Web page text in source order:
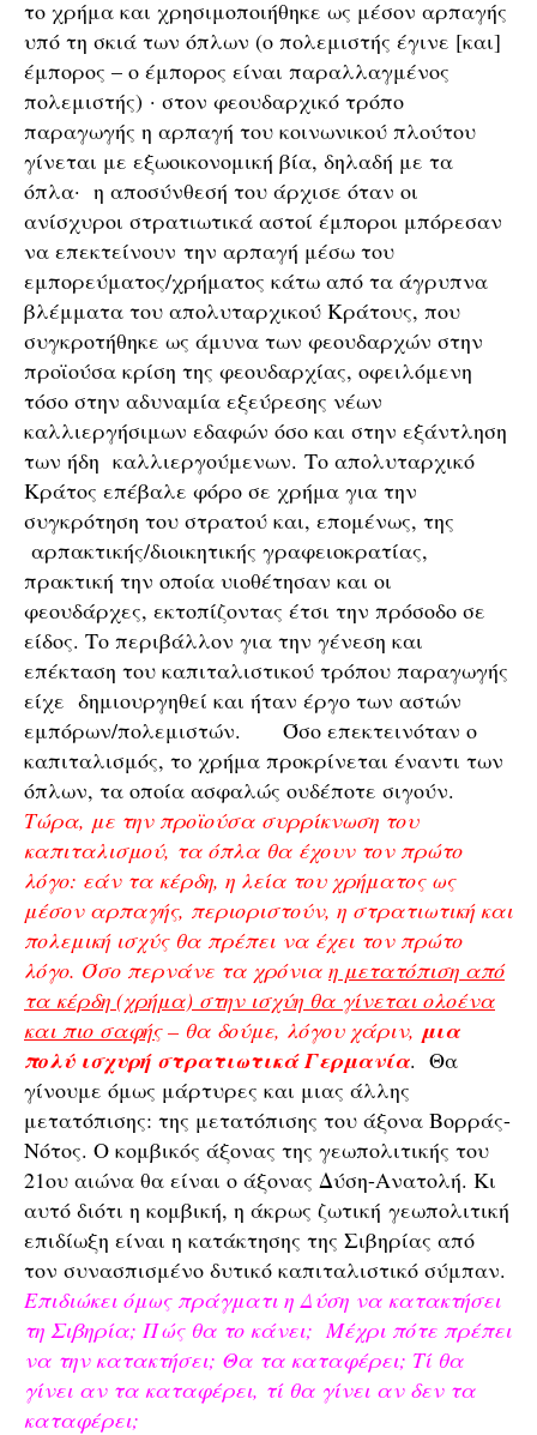
το χρήμα και χρησιμοποιήθηκε ως μέσον αρπαγής
υπό τη σκιά των όπλων (ο πολεμιστής έγινε [και]
έμπορος – ο έμπορος είναι παραλλαγμένος
πολεμιστής) · στον φεουδαρχικό τρόπο
παραγωγής η αρπαγή του κοινωνικού πλούτου
γίνεται με εξωοικονομική βία, δηλαδή με τα
όπλα· η αποσύνθεσή του άρχισε όταν οι
ανίσχυροι στρατιωτικά αστοί έμποροι μπόρεσαν
να επεκτείνουν την αρπαγή μέσω του
εμπορεύματος/χρήματος κάτω από τα άγρυπνα
βλέμματα του απολυταρχικού Κράτους, που
συγκροτήθηκε ως άμυνα των φεουδαρχών στην
προϊούσα κρίση της φεουδαρχίας, οφειλόμενη
τόσο στην αδυναμία εξεύρεσης νέων
καλλιεργήσιμων εδαφών όσο και στην εξάντληση
των ήδη καλλιεργούμενων. Το απολυταρχικό
Κράτος επέβαλε φόρο σε χρήμα για την
συγκρότηση του στρατού και, επομένως, της
αρπακτικής/διοικητικής γραφειοκρατίας,
πρακτική την οποία υιοθέτησαν και οι
φεουδάρχες, εκτοπίζοντας έτσι την πρόσοδο σε
είδος. Το περιβάλλον για την γένεση και
επέκταση του καπιταλιστικού τρόπου παραγωγής
είχε δημιουργηθεί και ήταν έργο των αστών
εμπόρων/πολεμιστών. Όσο επεκτεινόταν ο
καπιταλισμός, το χρήμα προκρίνεται έναντι των
όπλων, τα οποία ασφαλώς ουδέποτε σιγούν.
Τώρα, με την προϊούσα συρρίκνωση του
καπιταλισμού, τα όπλα θα έχουν τον πρώτο
λόγο: εάν τα κέρδη, η λεία του χρήματος ως
μέσον αρπαγής, περιοριστούν, η στρατιωτική και
πολεμική ισχύς θα πρέπει να έχει τον πρώτο
λόγο. Όσο περνάνε τα χρόνια η μετατόπιση από
τα κέρδη (χρήμα) στην ισχύη θα γίνεται ολοένα
και πιο σαφής– θα δούμε, λόγου χάριν, μια
πολύ ισχυρή στρατιωτικά Γερμανία. Θα
γίνουμε όμως μάρτυρες και μιας άλλης
μετατόπισης: της μετατόπισης του άξονα Βορράς-
Νότος. Ο κομβικός άξονας της γεωπολιτικής του
21ου αιώνα θα είναι ο άξονας Δύση-Ανατολή. Κι
αυτό διότι η κομβική, η άκρως ζωτική γεωπολιτική
επιδίωξη είναι η κατάκτησης της Σιβηρίας από
τον συνασπισμένο δυτικό καπιταλιστικό σύμπαν.
Επιδιώκει όμως πράγματι η Δύση να κατακτήσει
τη Σιβηρία; Πώς θα το κάνει; Μέχρι πότε πρέπει
να την κατακτήσει; Θα τα καταφέρει; Τί θα
γίνει αν τα καταφέρει, τί θα γίνει αν δεν τα
καταφέρει;